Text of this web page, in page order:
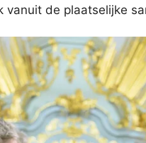
vanuit de plaatselijke